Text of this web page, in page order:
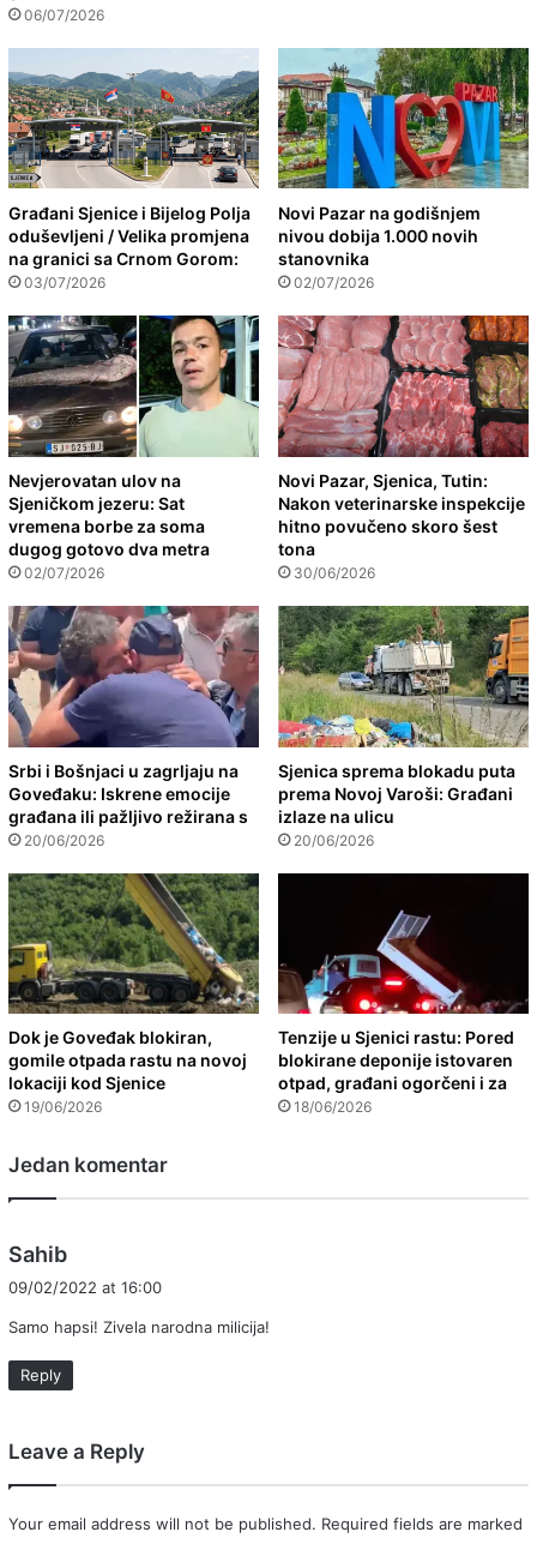
06/07/2026
Građani Sjenice i Bijelog Polja
oduševljeni / Velika promjena
na granici sa Crnom Gorom:
03/07/2026
Novi Pazar na godišnjem
nivou dobija 1.000 novih
stanovnika
02/07/2026
Nevjerovatan ulov na
Sjeničkom jezeru: Sat
vremena borbe za soma
dugog gotovo dva metra
02/07/2026
Novi Pazar, Sjenica, Tutin:
Nakon veterinarske inspekcije
hitno povučeno skoro šest
tona
30/06/2026
Srbi i Bošnjaci u zagrljaju na
Goveđaku: Iskrene emocije
građana ili pažljivo režirana s
20/06/2026
Sjenica sprema blokadu puta
prema Novoj Varoši: Građani
izlaze na ulicu
20/06/2026
Dok je Goveđak blokiran,
gomile otpada rastu na novoj
lokaciji kod Sjenice
19/06/2026
Tenzije u Sjenici rastu: Pored
blokirane deponije istovaren
otpad, građani ogorčeni i za
18/06/2026
Jedan komentar
Sahib
a
s
:
09/02/2022 at 16:00
Samo hapsi! Zivela narodna milicija!
Reply
Leave a Reply
Your email address will not be published. Required fields are marked